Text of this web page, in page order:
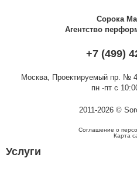
Сорока
Агентство
+7 (499)
Москва, Проектируемый пр. №
пн -пт с
2011-2026 ©
Соглашение о
Карта
Услуги